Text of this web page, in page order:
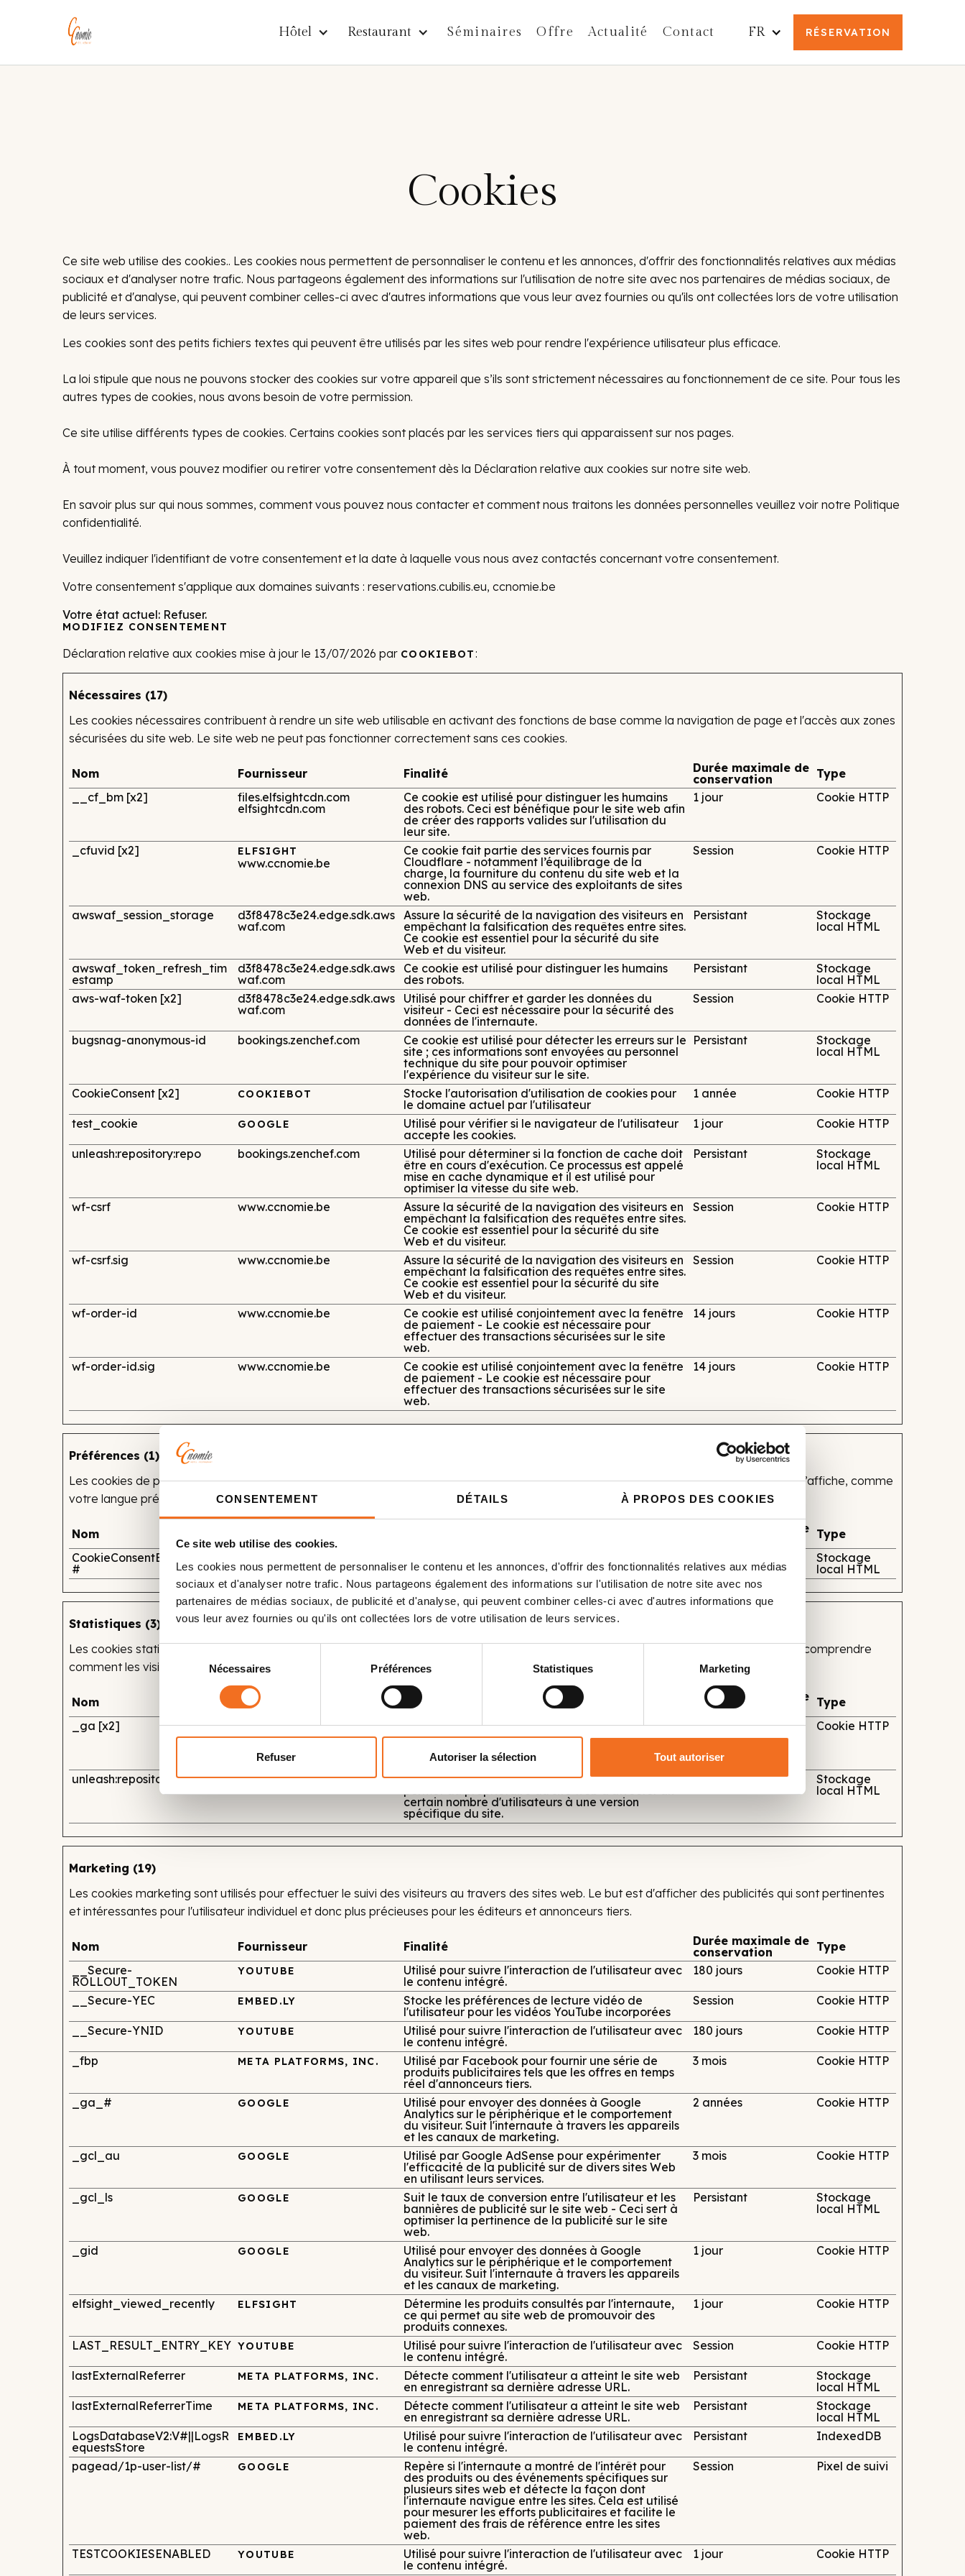
CONSENTEMENT DÉTAILS À PROPOS DES COOKIES
Ce site web utilise des cookies.
Les cookies nous permettent de personnaliser le contenu et les annonces, d'offrir des fonctionnalités relatives aux médias
sociaux et d'analyser notre trafic. Nous partageons également des informations sur l'utilisation de notre site avec nos
partenaires de médias sociaux, de publicité et d'analyse, qui peuvent combiner celles-ci avec d'autres informations que
vous leur avez fournies ou qu'ils ont collectées lors de votre utilisation de leurs services.
consentement
Nécessaires Préférences Statistiques Marketing
Refuser Autoriser la sélection Tout autoriser
Hôtel Restaurant Séminaires Offre Actualité Contact FR RÉSERVATION
Cookies
Ce site web utilise des cookies.. Les cookies nous permettent de personnaliser le contenu et les annonces, d'offrir des fonctionnalités relatives aux médias
sociaux et d'analyser notre trafic. Nous partageons également des informations sur l'utilisation de notre site avec nos partenaires de médias sociaux, de
publicité et d'analyse, qui peuvent combiner celles-ci avec d'autres informations que vous leur avez fournies ou qu'ils ont collectées lors de votre utilisation
de leurs services.
Les cookies sont des petits fichiers textes qui peuvent être utilisés par les sites web pour rendre l'expérience utilisateur plus efficace.
La loi stipule que nous ne pouvons stocker des cookies sur votre appareil que s’ils sont strictement nécessaires au fonctionnement de ce site. Pour tous les
autres types de cookies, nous avons besoin de votre permission.
Ce site utilise différents types de cookies. Certains cookies sont placés par les services tiers qui apparaissent sur nos pages.
À tout moment, vous pouvez modifier ou retirer votre consentement dès la Déclaration relative aux cookies sur notre site web.
En savoir plus sur qui nous sommes, comment vous pouvez nous contacter et comment nous traitons les données personnelles veuillez voir notre Politique
confidentialité.
Veuillez indiquer l'identifiant de votre consentement et la date à laquelle vous nous avez contactés concernant votre consentement.
Votre consentement s'applique aux domaines suivants : reservations.cubilis.eu, ccnomie.be
Votre état ​​actuel: Refuser.
MODIFIEZ CONSENTEMENT
Déclaration relative aux cookies mise à jour le 13/07/2026 par COOKIEBOT:
Nécessaires (17)
Les cookies nécessaires contribuent à rendre un site web utilisable en activant des fonctions de base comme la navigation de page et l'accès aux zones
sécurisées du site web. Le site web ne peut pas fonctionner correctement sans ces cookies.
Nom Fournisseur Finalité
Durée maximale de
conservation
Type
__cf_bm [x2]
files.elfsightcdn.com
elfsightcdn.com
Ce cookie est utilisé pour distinguer les humains
des robots. Ceci est bénéfique pour le site web afin
de créer des rapports valides sur l'utilisation du
leur site.
1 jour Cookie HTTP
_cfuvid [x2] ELFSIGHT
www.ccnomie.be
Ce cookie fait partie des services fournis par
Cloudflare - notamment l’équilibrage de la
charge, la fourniture du contenu du site web et la
connexion DNS au service des exploitants de sites
web.
Session Cookie HTTP
awswaf_session_storage
d3f8478c3e24.edge.sdk.aws
waf.com
Assure la sécurité de la navigation des visiteurs en
empêchant la falsification des requêtes entre sites.
Ce cookie est essentiel pour la sécurité du site
Web et du visiteur.
Persistant
Stockage
local HTML
awswaf_token_refresh_tim
estamp
d3f8478c3e24.edge.sdk.aws
waf.com
Ce cookie est utilisé pour distinguer les humains
des robots.
Persistant
Stockage
local HTML
aws-waf-token [x2]
d3f8478c3e24.edge.sdk.aws
waf.com
Utilisé pour chiffrer et garder les données du
visiteur - Ceci est nécessaire pour la sécurité des
données de l'internaute.
Session Cookie HTTP
bugsnag-anonymous-id bookings.zenchef.com
Ce cookie est utilisé pour détecter les erreurs sur le
site ; ces informations sont envoyées au personnel
technique du site pour pouvoir optimiser
l'expérience du visiteur sur le site.
Persistant
Stockage
local HTML
CookieConsent [x2] COOKIEBOT
Stocke l'autorisation d'utilisation de cookies pour
le domaine actuel par l'utilisateur
1 année Cookie HTTP
test_cookie GOOGLE
Utilisé pour vérifier si le navigateur de l'utilisateur
accepte les cookies.
1 jour Cookie HTTP
unleash:repository:repo bookings.zenchef.com
Utilisé pour déterminer si la fonction de cache doit
être en cours d'exécution. Ce processus est appelé
mise en cache dynamique et il est utilisé pour
optimiser la vitesse du site web.
Persistant
Stockage
local HTML
wf-csrf www.ccnomie.be
Assure la sécurité de la navigation des visiteurs en
empêchant la falsification des requêtes entre sites.
Ce cookie est essentiel pour la sécurité du site
Web et du visiteur.
Session Cookie HTTP
wf-csrf.sig www.ccnomie.be
Assure la sécurité de la navigation des visiteurs en
empêchant la falsification des requêtes entre sites.
Ce cookie est essentiel pour la sécurité du site
Web et du visiteur.
Session Cookie HTTP
wf-order-id www.ccnomie.be
Ce cookie est utilisé conjointement avec la fenêtre
de paiement - Le cookie est nécessaire pour
effectuer des transactions sécurisées sur le site
web.
14 jours Cookie HTTP
wf-order-id.sig www.ccnomie.be
Ce cookie est utilisé conjointement avec la fenêtre
de paiement - Le cookie est nécessaire pour
effectuer des transactions sécurisées sur le site
web.
14 jours Cookie HTTP
Préférences (1)
Les cookies de préférences permettent à un site web de retenir des informations qui modifient la manière dont le site se comporte ou s’affiche, comme
votre langue préférée ou la région dans laquelle vous vous situez.
Nom
Durée maximale de Type
CookieConsentBulkSetting-
#
sites
Stockage
local HTML
Statistiques (3)
Les cookies statistiques aident les propriétaires du site web, par la collecte et la communication d'informations de manière anonyme, à comprendre
comment les visiteurs interagissent avec les sites web.
Nom Fournisseur Finalité
Durée maximale de
conservation
Type
_ga [x2]
GOOGLE
Utilisé pour envoyer des données à Google
Analytics sur le périphérique et le comportement
du visiteur. Suit l'internaute à travers les appareils
et les canaux de marketing.
2 années Cookie HTTP
unleash:repository:sessionId bookings.zenchef.com
Utilisé en relation avec la diffusion progressive qui
permet au propriétaire du site web d'affecter un
certain nombre d'utilisateurs à une version
spécifique du site.
Persistant
Stockage
local HTML
Marketing (19)
Les cookies marketing sont utilisés pour effectuer le suivi des visiteurs au travers des sites web. Le but est d'afficher des publicités qui sont pertinentes
et intéressantes pour l'utilisateur individuel et donc plus précieuses pour les éditeurs et annonceurs tiers.
Nom Fournisseur Finalité
Durée maximale de
conservation
Type
__Secure-
ROLLOUT_TOKEN
YOUTUBE
Utilisé pour suivre l'interaction de l'utilisateur avec
le contenu intégré.
180 jours Cookie HTTP
__Secure-YEC EMBED.LY
Stocke les préférences de lecture vidéo de
l'utilisateur pour les vidéos YouTube incorporées
Session Cookie HTTP
__Secure-YNID YOUTUBE
Utilisé pour suivre l'interaction de l'utilisateur avec
le contenu intégré.
180 jours Cookie HTTP
_fbp META PLATFORMS, INC.
Utilisé par Facebook pour fournir une série de
produits publicitaires tels que les offres en temps
réel d'annonceurs tiers.
3 mois Cookie HTTP
_ga_# GOOGLE
Utilisé pour envoyer des données à Google
Analytics sur le périphérique et le comportement
du visiteur. Suit l'internaute à travers les appareils
et les canaux de marketing.
2 années Cookie HTTP
_gcl_au GOOGLE
Utilisé par Google AdSense pour expérimenter
l'efficacité de la publicité sur de divers sites Web
en utilisant leurs services.
3 mois Cookie HTTP
_gcl_ls GOOGLE
Suit le taux de conversion entre l'utilisateur et les
bannières de publicité sur le site web - Ceci sert à
optimiser la pertinence de la publicité sur le site
web.
Persistant
Stockage
local HTML
_gid GOOGLE
Utilisé pour envoyer des données à Google
Analytics sur le périphérique et le comportement
du visiteur. Suit l'internaute à travers les appareils
et les canaux de marketing.
1 jour Cookie HTTP
elfsight_viewed_recently ELFSIGHT
Détermine les produits consultés par l'internaute,
ce qui permet au site web de promouvoir des
produits connexes.
1 jour Cookie HTTP
LAST_RESULT_ENTRY_KEY YOUTUBE
Utilisé pour suivre l'interaction de l'utilisateur avec
le contenu intégré.
Session Cookie HTTP
lastExternalReferrer META PLATFORMS, INC.
Détecte comment l'utilisateur a atteint le site web
en enregistrant sa dernière adresse URL.
Persistant
Stockage
local HTML
lastExternalReferrerTime
META PLATFORMS, INC.
Détecte comment l'utilisateur a atteint le site web
en enregistrant sa dernière adresse URL.
Persistant
Stockage
local HTML
LogsDatabaseV2:V#||LogsR
equestsStore
EMBED.LY
Utilisé pour suivre l'interaction de l'utilisateur avec
le contenu intégré.
Persistant IndexedDB
pagead/1p-user-list/# GOOGLE
Repère si l'internaute a montré de l'intérêt pour
des produits ou des événements spécifiques sur
plusieurs sites web et détecte la façon dont
l'internaute navigue entre les sites. Cela est utilisé
pour mesurer les efforts publicitaires et facilite le
paiement des frais de référence entre les sites
web.
Session Pixel de suivi
TESTCOOKIESENABLED YOUTUBE
Utilisé pour suivre l'interaction de l'utilisateur avec
le contenu intégré.
1 jour Cookie HTTP